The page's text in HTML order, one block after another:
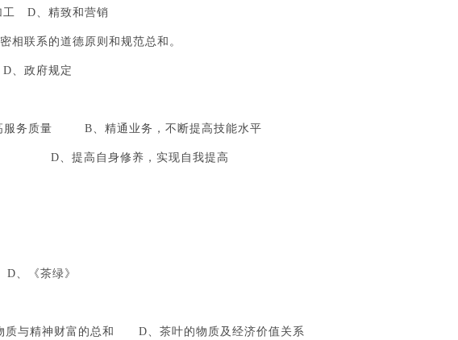
D、精致和营销
相联系的道德原则和规范总和。
政府规定
服务质量 B、精通业务，不断提高技能水平
、提高自身修养，实现自我提高
《茶绿》
精神财富的总和 D、茶叶的物质及经济价值关系